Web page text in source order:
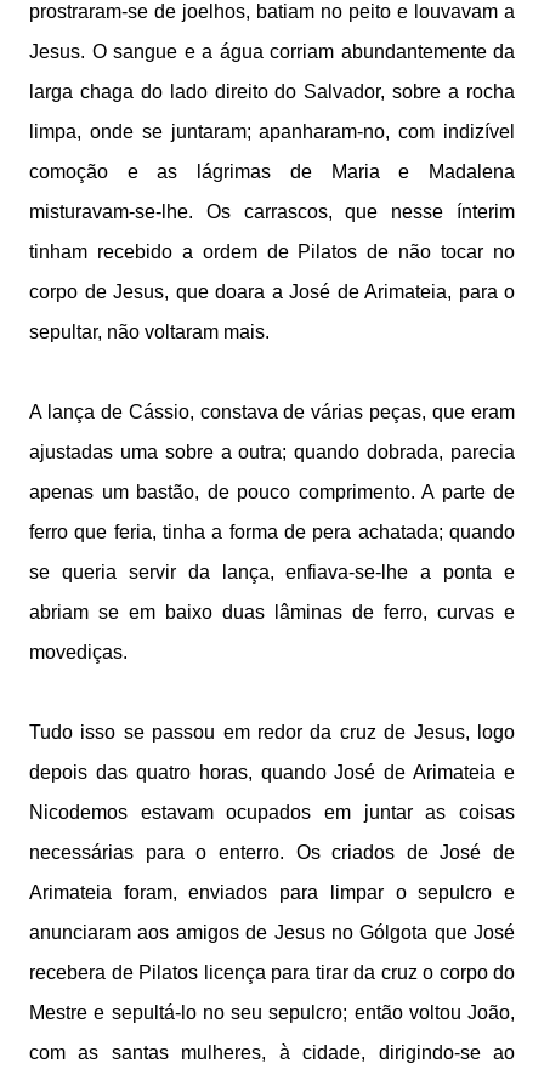
prostraram-se de joelhos, batiam no peito e louvavam a
Jesus. O sangue e a água corriam abundantemente da
larga chaga do lado direito do Salvador, sobre a rocha
limpa, onde se juntaram; apanharam-no, com indizível
comoção e as lágrimas de Maria e Madalena
misturavam-se-lhe. Os carrascos, que nesse ínterim
tinham recebido a ordem de Pilatos de não tocar no
corpo de Jesus, que doara a José de Arimateia, para o
sepultar, não voltaram mais.
A lança de Cássio, constava de várias peças, que eram
ajustadas uma sobre a outra; quando dobrada, parecia
apenas um bastão, de pouco comprimento. A parte de
ferro que feria, tinha a forma de pera achatada; quando
se queria servir da lança, enfiava-se-lhe a ponta e
abriam se em baixo duas lâminas de ferro, curvas e
movediças.
Tudo isso se passou em redor da cruz de Jesus, logo
depois das quatro horas, quando José de Arimateia e
Nicodemos estavam ocupados em juntar as coisas
necessárias para o enterro. Os criados de José de
Arimateia foram, enviados para limpar o sepulcro e
anunciaram aos amigos de Jesus no Gólgota que José
recebera de Pilatos licença para tirar da cruz o corpo do
Mestre e sepultá-lo no seu sepulcro; então voltou João,
com as santas mulheres, à cidade, dirigindo-se ao